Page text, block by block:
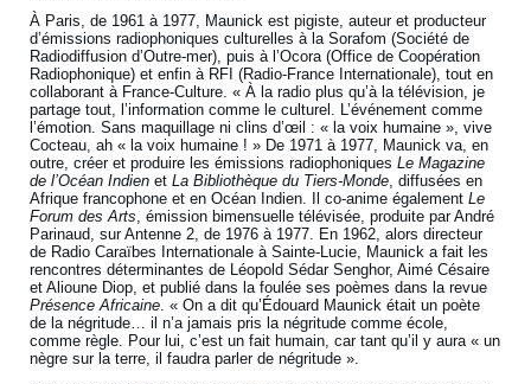
À Paris, de 1961 à 1977, Maunick est pigiste, auteur et producteur
d’émissions radiophoniques culturelles à la Sorafom (Société de
Radiodiffusion d’Outre-mer), puis à l’Ocora (Office de Coopération
Radiophonique) et enfin à RFI (Radio-France Internationale), tout en
collaborant à France-Culture. « À la radio plus qu’à la télévision, je
partage tout, l’information comme le culturel. L’événement comme
l’émotion. Sans maquillage ni clins d’œil : « la voix humaine », vive
Cocteau, ah « la voix humaine ! » De 1971 à 1977, Maunick va, en
outre, créer et produire les émissions radiophoniquesLe Magazine
de l’Océan Indien etLa Bibliothèque du Tiers-Monde, diffusées en
Afrique francophone et en Océan Indien. Il co-anime égalementLe
Forum des Arts, émission bimensuelle télévisée, produite par André
Parinaud, sur Antenne 2, de 1976 à 1977. En 1962, alors directeur
de Radio Caraïbes Internationale à Sainte-Lucie, Maunick a fait les
rencontres déterminantes de Léopold Sédar Senghor, Aimé Césaire
et Alioune Diop, et publié dans la foulée ses poèmes dans la revue
Présence Africaine. « On a dit qu’Édouard Maunick était un poète
de la négritude… il n’a jamais pris la négritude comme école,
comme règle. Pour lui, c’est un fait humain, car tant qu’il y aura « un
nègre sur la terre, il faudra parler de négritude ».